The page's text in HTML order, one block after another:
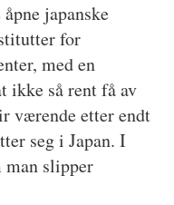
japanske
for
med en
ikke så rent få av
værende etter endt
seg i Japan. I
man slipper